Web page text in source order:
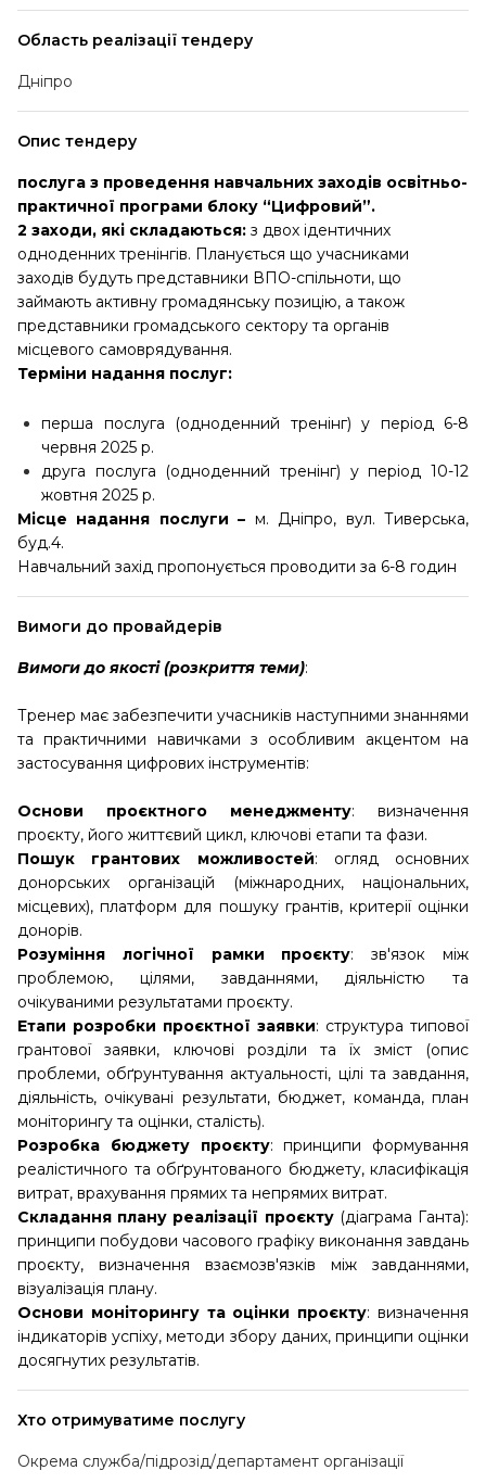
Область реалізації тендеру
Дніпро
Опис тендеру
послуга з проведення навчальних заходів освітньо-
практичної програми блоку “Цифровий”.
2 заходи, які складаються: з двох ідентичних
одноденних тренінгів. Планується що учасниками
заходів будуть представники ВПО-спільноти, що
займають активну громадянську позицію, а також
представники громадського сектору та органів
місцевого самоврядування.
Терміни надання послуг:
перша послуга (одноденний тренінг) у період 6-8
червня 2025 р.
друга послуга (одноденний тренінг) у період 10-12
жовтня 2025 р.
Місце надання послуги – м. Дніпро, вул. Тиверська,
буд.4.
Навчальний захід пропонується проводити за 6-8 годин
Вимоги до провайдерів
Вимоги до якості (розкриття теми):
Тренер має забезпечити учасників наступними знаннями
та практичними навичками з особливим акцентом на
застосування цифрових інструментів:
Основи проєктного менеджменту: визначення
проєкту, його життєвий цикл, ключові етапи та фази.
Пошук грантових можливостей: огляд основних
донорських організацій (міжнародних, національних,
місцевих), платформ для пошуку грантів, критерії оцінки
донорів.
Розуміння логічної рамки проєкту: зв'язок між
проблемою, цілями, завданнями, діяльністю та
очікуваними результатами проєкту.
Етапи розробки проєктної заявки: структура типової
грантової заявки, ключові розділи та їх зміст (опис
проблеми, обґрунтування актуальності, цілі та завдання,
діяльність, очікувані результати, бюджет, команда, план
моніторингу та оцінки, сталість).
Розробка бюджету проєкту: принципи формування
реалістичного та обґрунтованого бюджету, класифікація
витрат, врахування прямих та непрямих витрат.
Складання плану реалізації проєкту(діаграма Ганта):
принципи побудови часового графіку виконання завдань
проєкту, визначення взаємозв'язків між завданнями,
візуалізація плану.
Основи моніторингу та оцінки проєкту: визначення
індикаторів успіху, методи збору даних, принципи оцінки
досягнутих результатів.
Хто отримуватиме послугу
Окрема служба/підрозід/департамент організації